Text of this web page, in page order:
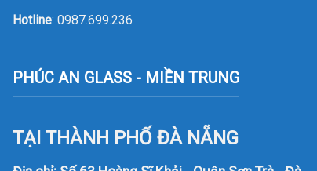
Hotline:0987.699.236
PHÚC AN GLASS - MIỀN TRUNG
TẠI THÀNH PHỐ ĐÀ NẴNG